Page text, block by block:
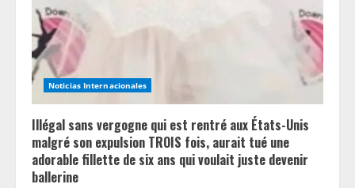
Noticias Internacionales
Illégal sans vergogne qui est rentré aux États-Unis
malgré son expulsion TROIS fois, aurait tué une
adorable fillette de six ans qui voulait juste devenir
ballerine